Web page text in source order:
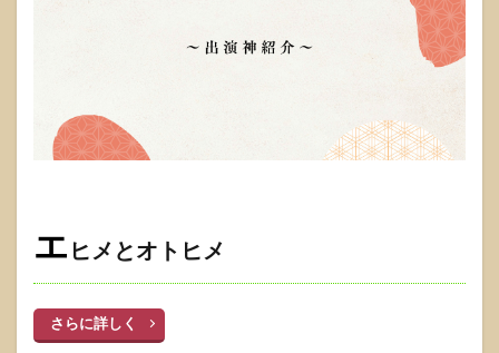
エ ヒメとオトヒメ
さらに詳しく